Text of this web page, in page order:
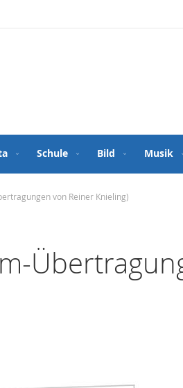
Schule Bild Musik
von Reiner Knieling)